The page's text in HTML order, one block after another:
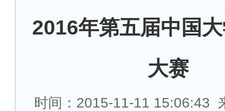
2016年第五届中国
大赛
时间：2015-11-11 15:06:43